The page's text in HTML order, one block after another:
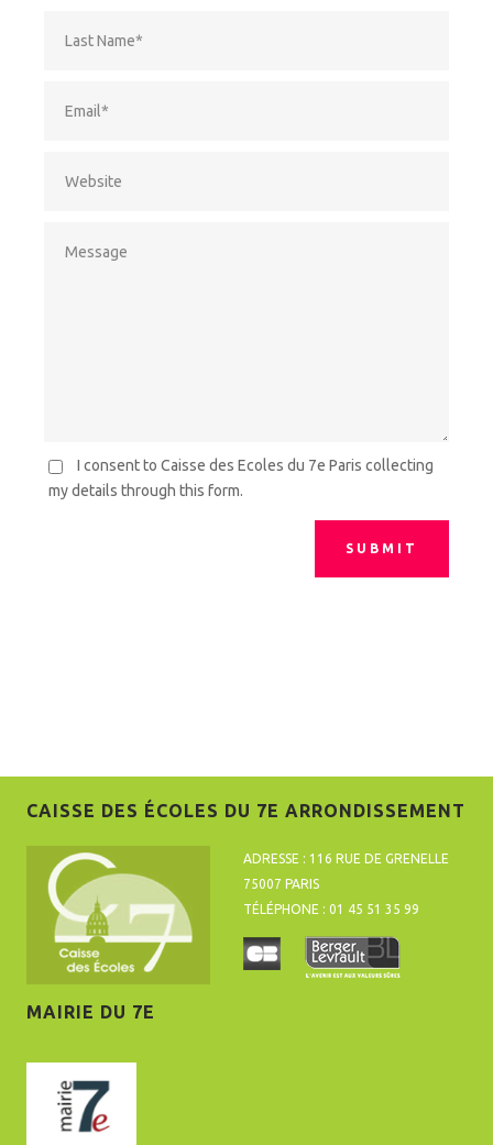
I consent to Caisse des Ecoles du 7e Paris collecting
my details through this form.
SUBMIT
CAISSE DES ÉCOLES DU 7E ARRONDISSEMENT
ADRESSE : 116 RUE DE GRENELLE
75007 PARIS
TÉLÉPHONE : 01 45 51 35 99
MAIRIE DU 7E